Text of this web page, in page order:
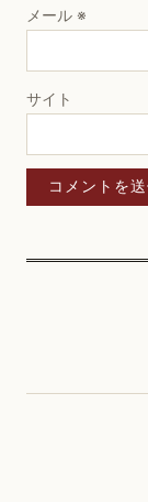
メール ※
サイト